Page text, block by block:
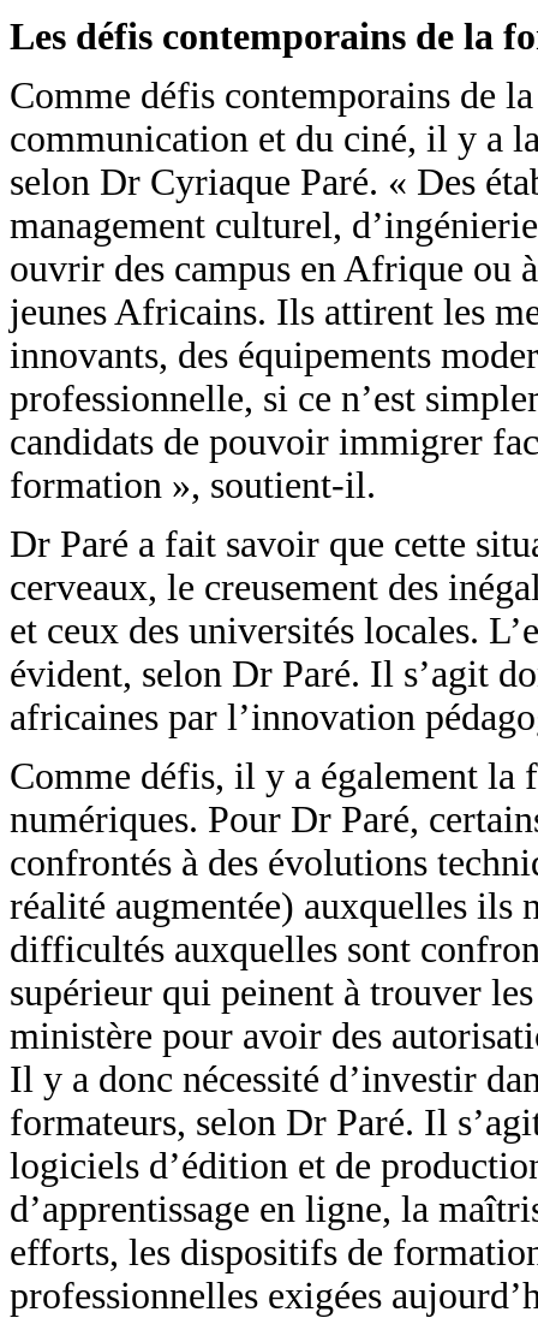
Les défis contemporains de la
Comme défis contemporains de
communication et du ciné, il y a
selon Dr Cyriaque Paré. « Des
management culturel,
ouvrir des campus en Afrique ou
jeunes Africains. Ils attirent les
innovants, des équipements
professionnelle, si ce n’est
candidats de pouvoir immigrer
formation », soutient-il.
Dr Paré a fait savoir que cette
cerveaux, le creusement des
et ceux des universités locales.
évident, selon Dr Paré. Il s’agit
africaines par l’innovation
Comme défis, il y a également la
numériques. Pour Dr Paré,
confrontés à des évolutions
réalité augmentée) auxquelles ils
difficultés auxquelles sont
supérieur qui peinent à trouver
ministère pour avoir des
Il y a donc nécessité d’investir
formateurs, selon Dr Paré. Il
logiciels d’édition et de
d’apprentissage en ligne, la
efforts, les dispositifs de
professionnelles exigées